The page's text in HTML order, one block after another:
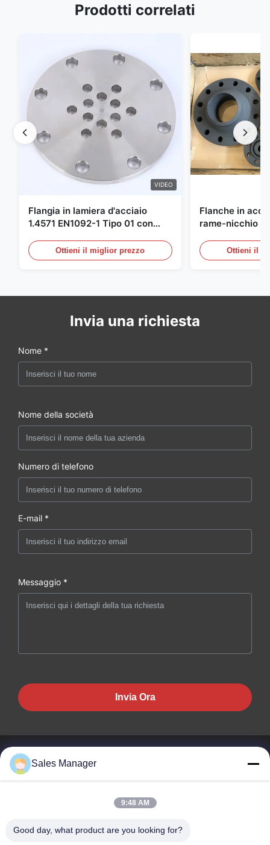
Prodotti correlati
VIDEO
Flangia in lamiera d'acciaio
1.4571 EN1092-1 Tipo 01 con
Ottieni il miglior prezzo
Flanche in
rame-nicchio
carbonioOttieni il
Invia una richiesta
Nome *
Nome della società
Numero di telefono
E-mail *
Messaggio *
Invia Ora
BEST PIPELINE EQUIPMENT CO.,LTD
Collegamenti Rapidi
Sales Manager
9:48 AM
Good day, what product are you looking for?